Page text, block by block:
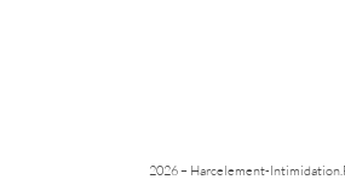
2026 – Harcelement-